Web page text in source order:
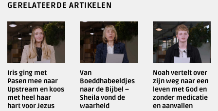
GERELATEERDE ARTIKELEN
Iris ging met
Pasen mee naar
Upstream en koos
met heel haar
hart voor Jezus
Van
Boeddhabeeldjes
naar de Bijbel –
Sheila vond de
waarheid
Noah vertelt over
zijn weg naar een
leven met God en
zonder medicatie
en aanvallen